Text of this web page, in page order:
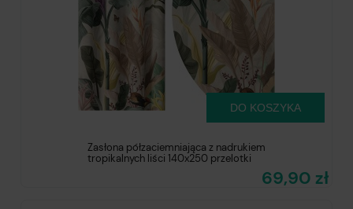
Zasłona półzaciemniająca z nadrukiem
tropikalnych liści 140x250 przelotki
69,90 zł
DO KOSZYKA